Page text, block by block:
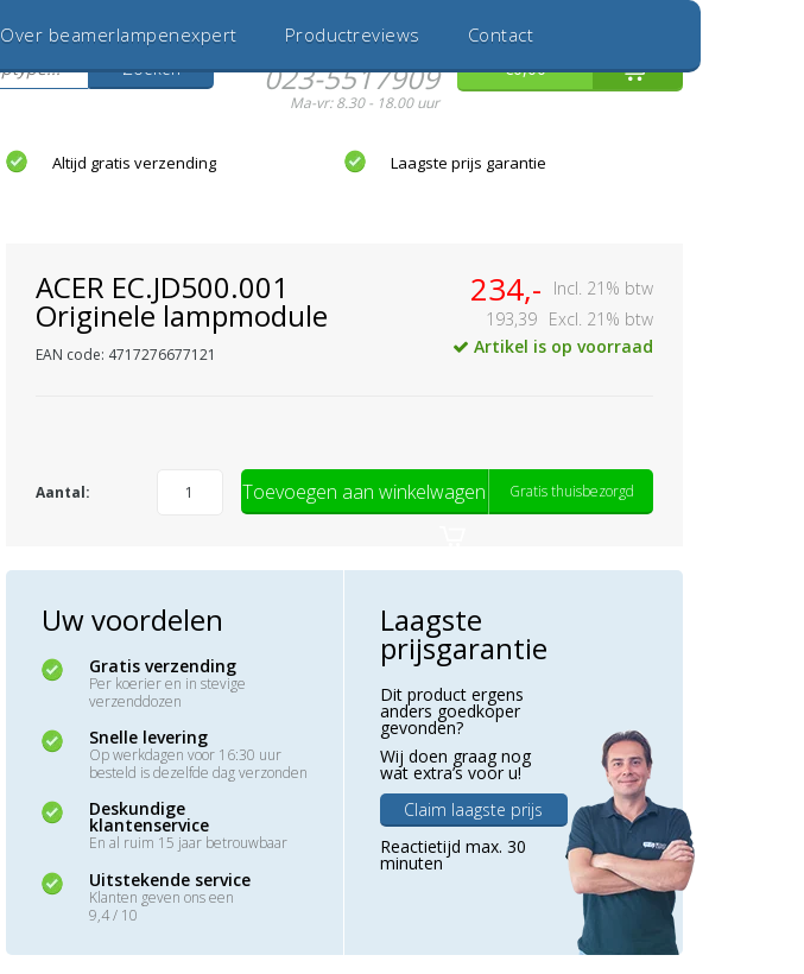
Inloggen
Zoeken
Hulp nodig?
023-5517909
Ma-vr: 8.30 - 18.00 uur
€0,00
Over beamerlampenexpert Productreviews Contact
Altijd gratis verzending Laagste prijs garantie
ACER EC.JD500.001
Originele lampmodule
EAN code: 4717276677121
234,-
Incl. 21% btw
193,39 Excl. 21% btw
Artikel is op voorraad
Aantal: Toevoegen aan winkelwagen Gratis thuisbezorgd
Uw voordelen
Gratis verzending
Per koerier en in stevige
verzenddozen
Snelle levering
Op werkdagen voor 16:30 uur
besteld is dezelfde dag verzonden
Deskundige
klantenservice
En al ruim 15 jaar betrouwbaar
Uitstekende service
Klanten geven ons een
9,4 / 10
Laagste
prijsgarantie
Dit product ergens
anders goedkoper
gevonden?
Wij doen graag nog
wat extra’s voor u!
Claim laagste prijs
Reactietijd max. 30
minuten